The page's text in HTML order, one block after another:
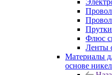
Флюс
Ленты
Материалы
основе